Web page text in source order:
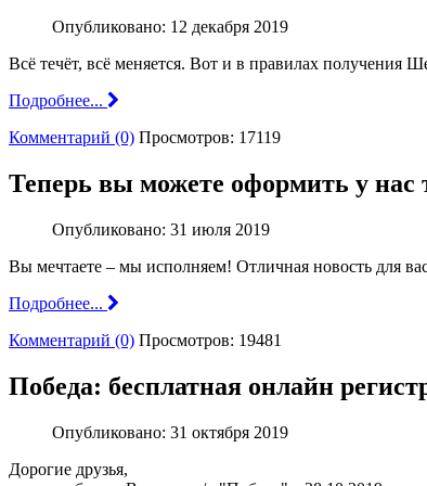
Опубликовано: 12 декабря 2019
Всё течёт, всё меняется. Вот и в правилах получения
Подробнее...
Комментарий (0) Просмотров: 17119
Теперь вы можете оформить у нас
Опубликовано: 31 июля 2019
Вы мечтаете – мы исполняем! Отличная новость для
Подробнее...
Комментарий (0) Просмотров: 19481
Победа: бесплатная онлайн
Опубликовано: 31 октября 2019
Дорогие друзья,